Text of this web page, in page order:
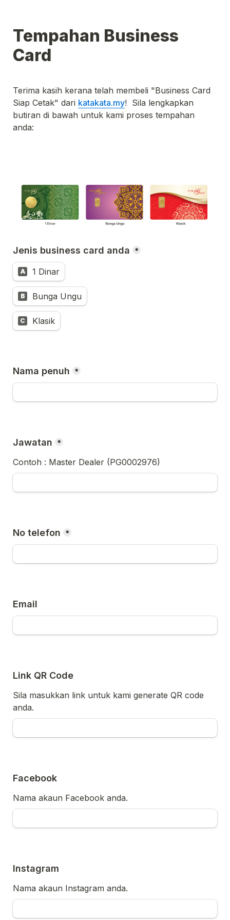
Tempahan Business
Card
Terima kasih kerana telah membeli "Business Card
Siap Cetak" dari katakata.my!  Sila lengkapkan
butiran di bawah untuk kami proses tempahan
anda:
Jenis business card anda *
A 1 Dinar
B Bunga Ungu
C Klasik
Nama penuh *
Jawatan *
Contoh : Master Dealer (PG0002976)
No telefon *
Email
Link QR Code
Sila masukkan link untuk kami generate QR code
anda.
Facebook
Nama akaun Facebook anda.
Instagram
Nama akaun Instagram anda.